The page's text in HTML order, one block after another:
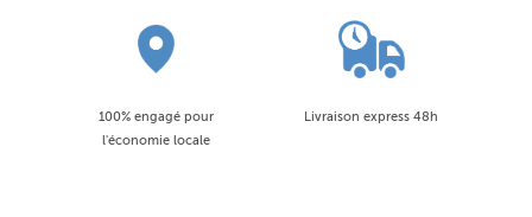
100% engagé pour
l'économie locale
Livraison express 48h